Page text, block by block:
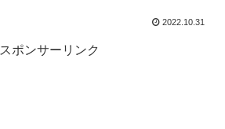
2022.10.31
スポンサーリンク